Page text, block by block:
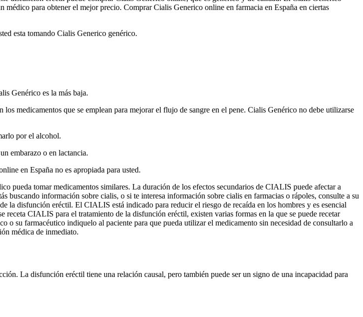
para obtener el mejor precio. Comprar Cialis Generico online en farmacia en España en ciertas
esta tomando Cialis Generico genérico.
Genérico es la más baja.
medicamentos que se emplean para mejorar el flujo de sangre en el pene. Cialis Genérico no debe utilizarse
por el alcohol.
embarazo o en lactancia.
en España no es apropiada para usted.
pueda tomar medicamentos similares. La duración de los efectos secundarios de CIALIS puede afectar a
buscando información sobre cialis, o si te interesa información sobre cialis en farmacias o rápoles, consulte a su
disfunción eréctil. El CIALIS está indicado para reducir el riesgo de recaída en los hombres y es esencial
CIALIS para el tratamiento de la disfunción eréctil, existen varias formas en la que se puede recetar
su farmacéutico indiquelo al paciente para que pueda utilizar el medicamento sin necesidad de consultarlo a
médica de inmediato.
La disfunción eréctil tiene una relación causal, pero también puede ser un signo de una incapacidad para